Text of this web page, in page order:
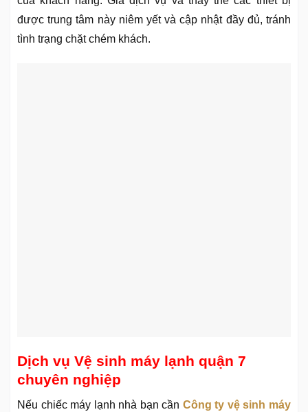
được trung tâm này niêm yết và cập nhật đầy đủ, tránh
tình trạng chặt chém khách.
Dịch vụ Vệ sinh máy lạnh quận 7
chuyên nghiệp
Nếu chiếc máy lạnh nhà bạn cần Công ty vệ sinh máy